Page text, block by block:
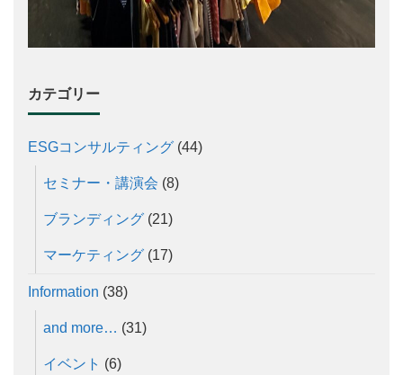
カテゴリー
ESGコンサルティング (44)
セミナー・講演会 (8)
ブランディング (21)
マーケティング (17)
Information (38)
and more… (31)
イベント (6)